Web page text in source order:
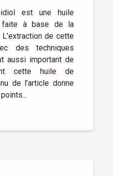
est une huile
faite à base de la
de cette
des techniques
aussi important de
cette huile de
de l’article donne